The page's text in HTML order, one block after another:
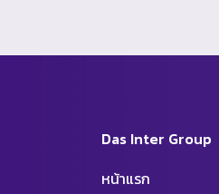
Das Inter Group
หน้าแรก